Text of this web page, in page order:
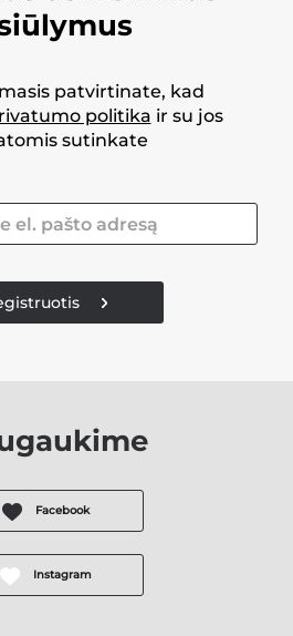
patvirtinate, kad
politika ir su jos
sutinkate
Facebook
Instagram